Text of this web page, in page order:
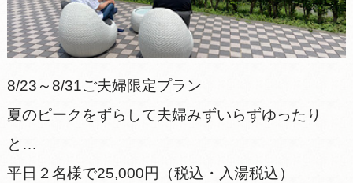
8/23～8/31ご夫婦限定プラン
夏のピークをずらして夫婦みずいらずゆったり
と…
平日２名様で25,000円（税込・入湯税込）